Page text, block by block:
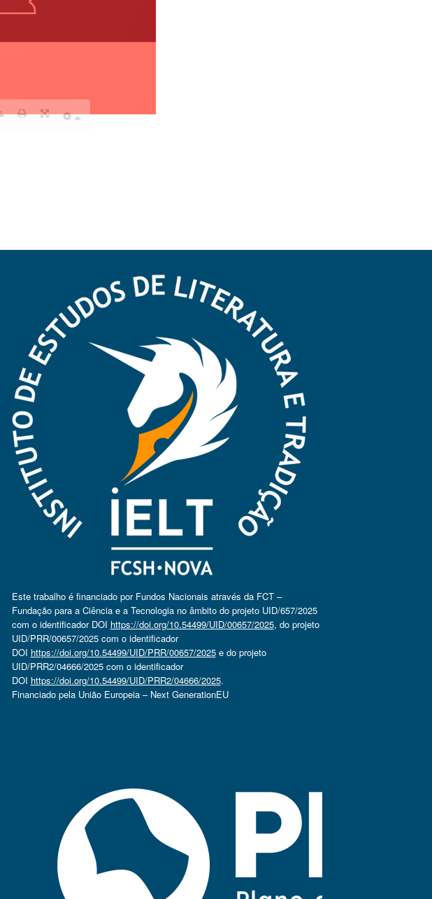
Este trabalho é financiado por Fundos Nacionais através da FCT –
Fundação para a Ciência e a Tecnologia no âmbito do projeto UID/657/2025
com o identificador DOI https://doi.org/10.54499/UID/00657/2025, do projeto
UID/PRR/00657/2025 com o identificador
DOI https://doi.org/10.54499/UID/PRR/00657/2025e do projeto
UID/PRR2/04666/2025 com o identificador
DOI https://doi.org/10.54499/UID/PRR2/04666/2025.
Financiado pela União Europeia – Next GenerationEU